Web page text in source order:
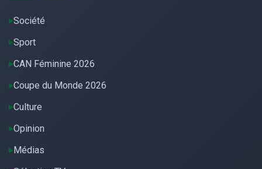
Société
Sport
CAN Féminine 2026
Coupe du Monde 2026
Culture
Opinion
Médias